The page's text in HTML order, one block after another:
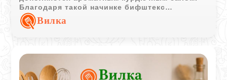
Благодаря такой начинке бифштекс
получается особенно насыщенным и
выразительным по вкусу.
Вилка